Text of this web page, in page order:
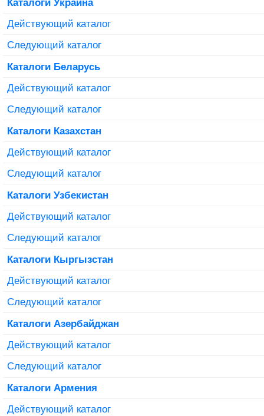
Действующий каталог
Следующий каталог
Каталоги Беларусь
Действующий каталог
Следующий каталог
Каталоги Казахстан
Действующий каталог
Следующий каталог
Каталоги Узбекистан
Действующий каталог
Следующий каталог
Каталоги Кыргызстан
Действующий каталог
Следующий каталог
Каталоги Азербайджан
Действующий каталог
Следующий каталог
Каталоги Армения
Действующий каталог